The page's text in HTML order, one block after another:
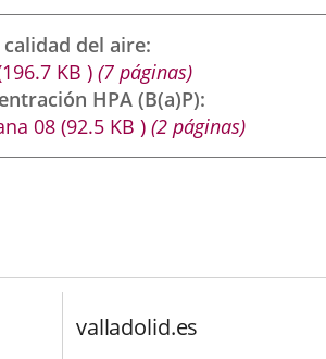
del aire
KB )(7 páginas)
HPA (B(a)P)
08(92.5 KB )(2 páginas)
valladolid.es